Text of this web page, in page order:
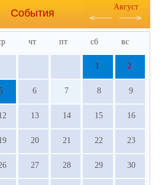
События
Август
чт пт сб вс
1 2
6 7 8 9
13 14 15 16
20 21 22 23
27 28 29 30